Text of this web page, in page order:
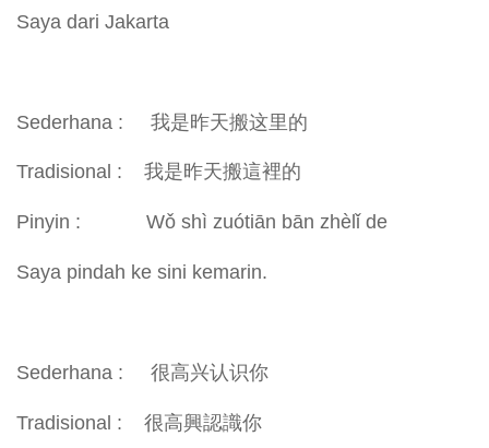
Saya dari Jakarta
Sederhana : 我是昨天搬这里的
Tradisional : 我是昨天搬這裡的
Pinyin : Wǒ shì zuótiān bān zhèlǐ de
Saya pindah ke sini kemarin.
Sederhana : 很高兴认识你
Tradisional : 很高興認識你